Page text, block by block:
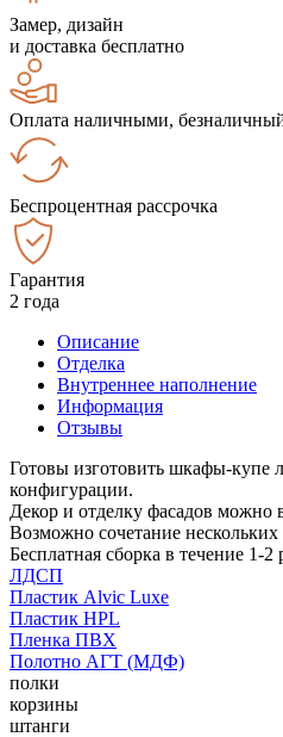
Замер, дизайн
и доставка бесплатно
Оплата наличными,
Беспроцентная рассрочка
Гарантия
2 года
Описание
Отделка
Внутреннее наполнение
Информация
Отзывы
Готовы изготовить шкафы-купе
конфигурации.
Декор и отделку фасадов можно
Возможно сочетание
Бесплатная сборка в течение 1-2
ЛДСП
Пластик Alvic Luxe
Пластик HPL
Пленка ПВХ
Полотно АГТ (МДФ)
полки
корзины
штанги